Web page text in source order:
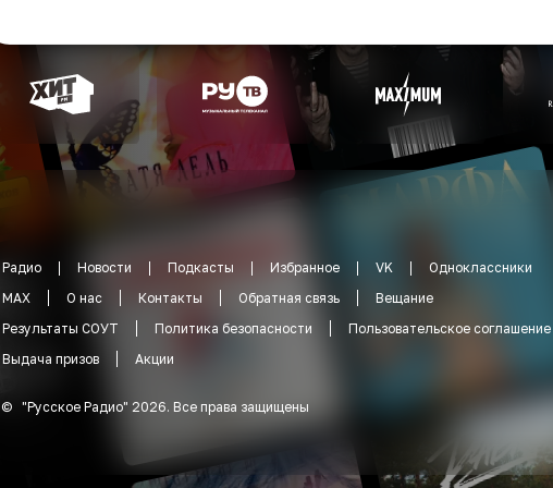
Радио Новости Подкасты Избранное VK
Одноклассники
MAX
О нас Контакты Обратная связь
Вещание
Результаты СОУТ
Политика безопасности
Пользовательское соглашение
Выдача призов
Акции
© "Русское Радио" 2026. Все права защищены